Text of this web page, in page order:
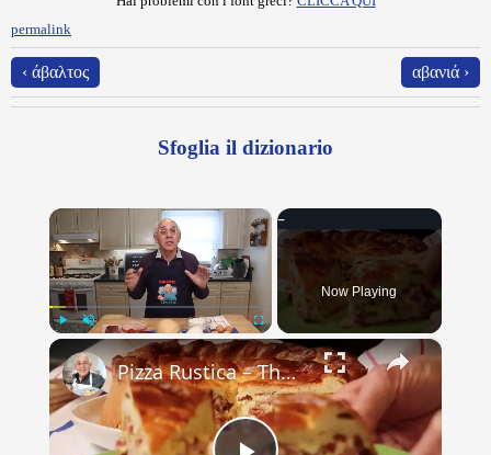
permalink
‹ άβαλτος αβανιά ›
Sfoglia il dizionario
×
Unmute Fullscreen
Now Playing
×
Pizza Rustica – The Ultimate Italian Easter Pie!